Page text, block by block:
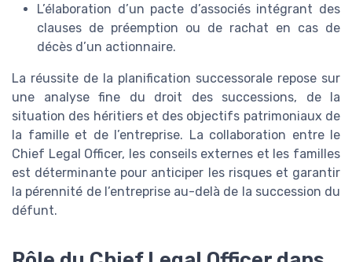
L’élaboration d’un pacte d’associés intégrant des
clauses de préemption ou de rachat en cas de
décès d’un actionnaire.
La réussite de la planification successorale repose sur
une analyse fine du droit des successions, de la
situation des héritiers et des objectifs patrimoniaux de
la famille et de l’entreprise. La collaboration entre le
Chief Legal Officer, les conseils externes et les familles
est déterminante pour anticiper les risques et garantir
la pérennité de l’entreprise au-delà de la succession du
défunt.